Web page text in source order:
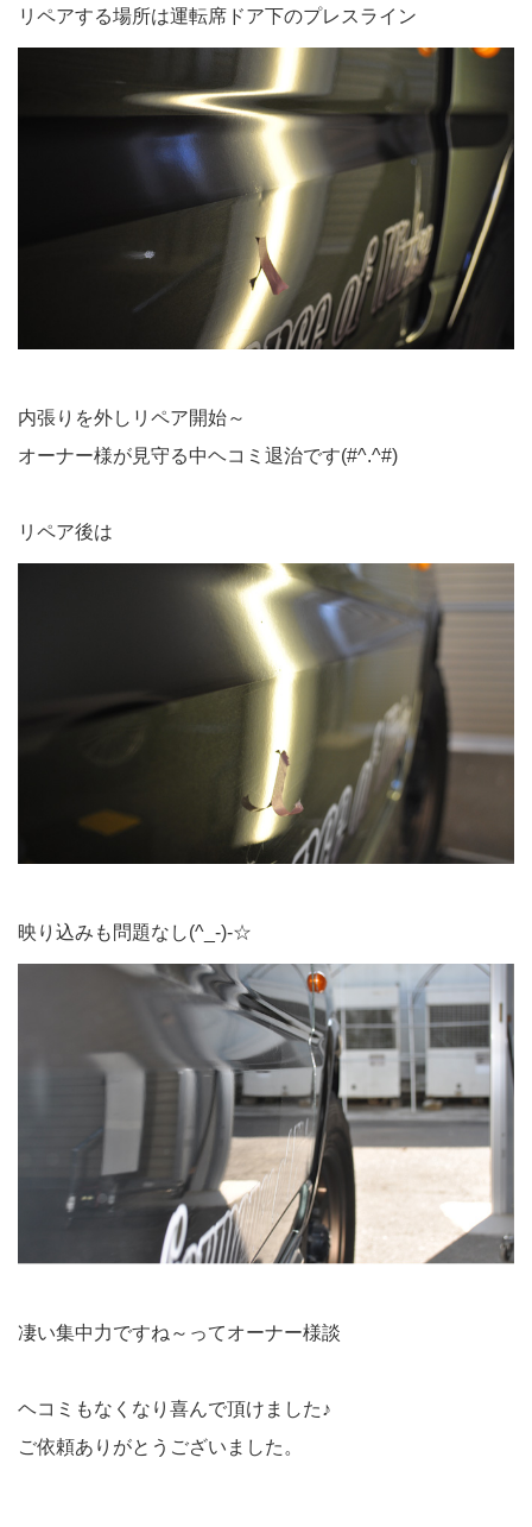
リペアする場所は運転席ドア下のプレスライン
内張りを外しリペア開始～
オーナー様が見守る中ヘコミ退治です(#^.^#)
リペア後は
映り込みも問題なし(^_-)-☆
凄い集中力ですね～ってオーナー様談
ヘコミもなくなり喜んで頂けました♪
ご依頼ありがとうございました。